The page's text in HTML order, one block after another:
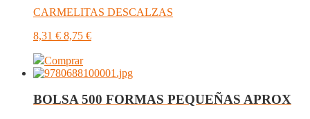
CARMELITAS DESCALZAS
8,31 € 8,75 €
Comprar
BOLSA 500 FORMAS PEQUEÑAS APROX